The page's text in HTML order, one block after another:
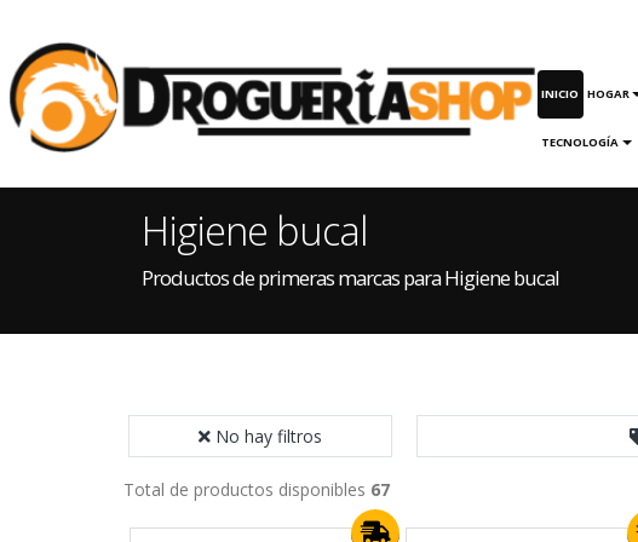
INICIO HOGAR
TECNOLOGÍA
Higiene bucal
Productos de primeras marcas para Higiene bucal
No hay filtros
Total de productos disponibles 67